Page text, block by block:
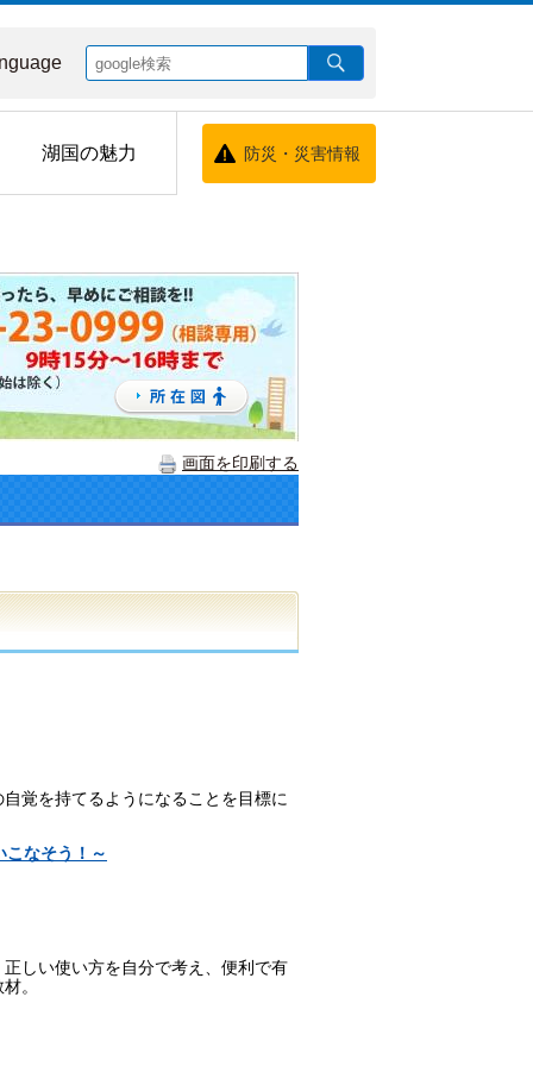
湖国の魅力 防災・災害情報
画面を印刷する
覚を持てるようになることを目標に
こなそう！～
しい使い方を自分で考え、便利で有
。